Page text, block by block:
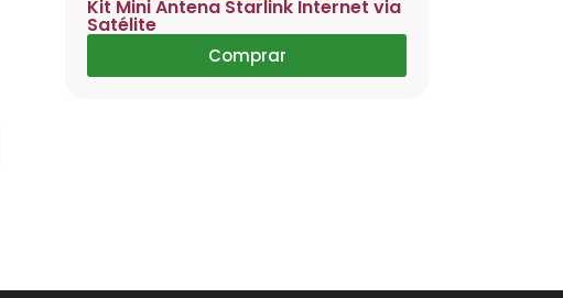
Kit Mini Antena Starlink Internet via
Satélite
Comprar